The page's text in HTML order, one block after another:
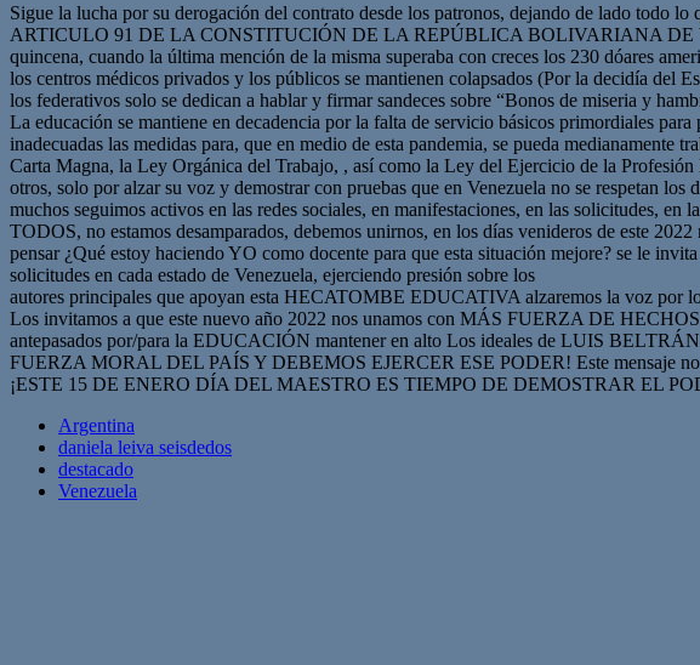
Sigue la lucha por su derogación del contrato desde los patronos, dejando de lado todo
ARTICULO 91 DE LA CONSTITUCIÓN DE LA REPÚBLICA BOLIVARIANA DE
quincena, cuando la última mención de la misma superaba con creces los 230 dóares
los centros médicos privados y los públicos se mantienen colapsados (Por la decidía del
los federativos solo se dedican a hablar y firmar sandeces sobre “Bonos de miseria y
La educación se mantiene en decadencia por la falta de servicio básicos primordiales
inadecuadas las medidas para, que en medio de esta pandemia, se pueda medianamente
Carta Magna, la Ley Orgánica del Trabajo, , así como la Ley del Ejercicio de la
otros, solo por alzar su voz y demostrar con pruebas que en Venezuela no se respetan
muchos seguimos activos en las redes sociales, en manifestaciones, en las solicitudes,
TODOS, no estamos desamparados, debemos unirnos, en los días venideros de este
pensar ¿Qué estoy haciendo YO como docente para que esta situación mejore? se le
solicitudes en cada estado de Venezuela, ejerciendo presión sobre los
autores principales que apoyan esta HECATOMBE EDUCATIVA alzaremos la voz por
Los invitamos a que este nuevo año 2022 nos unamos con MÁS FUERZA DE
antepasados por/para la EDUCACIÓN mantener en alto Los ideales de LUIS
FUERZA MORAL DEL PAÍS Y DEBEMOS EJERCER ESE PODER! Este mensaje no
¡ESTE 15 DE ENERO DÍA DEL MAESTRO ES TIEMPO DE DEMOSTRAR EL
Argentina
daniela leiva seisdedos
destacado
Venezuela